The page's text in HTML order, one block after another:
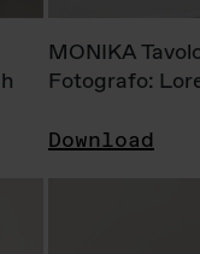
MONIKA
Fotografo:
Download